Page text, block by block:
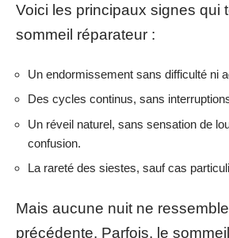
Voici les principaux signes qui
sommeil réparateur :
Un endormissement sans difficulté ni
Des cycles continus, sans
Un réveil naturel, sans sensation de
confusion.
La rareté des siestes, sauf cas
Mais aucune nuit ne
précédente. Parfois, le